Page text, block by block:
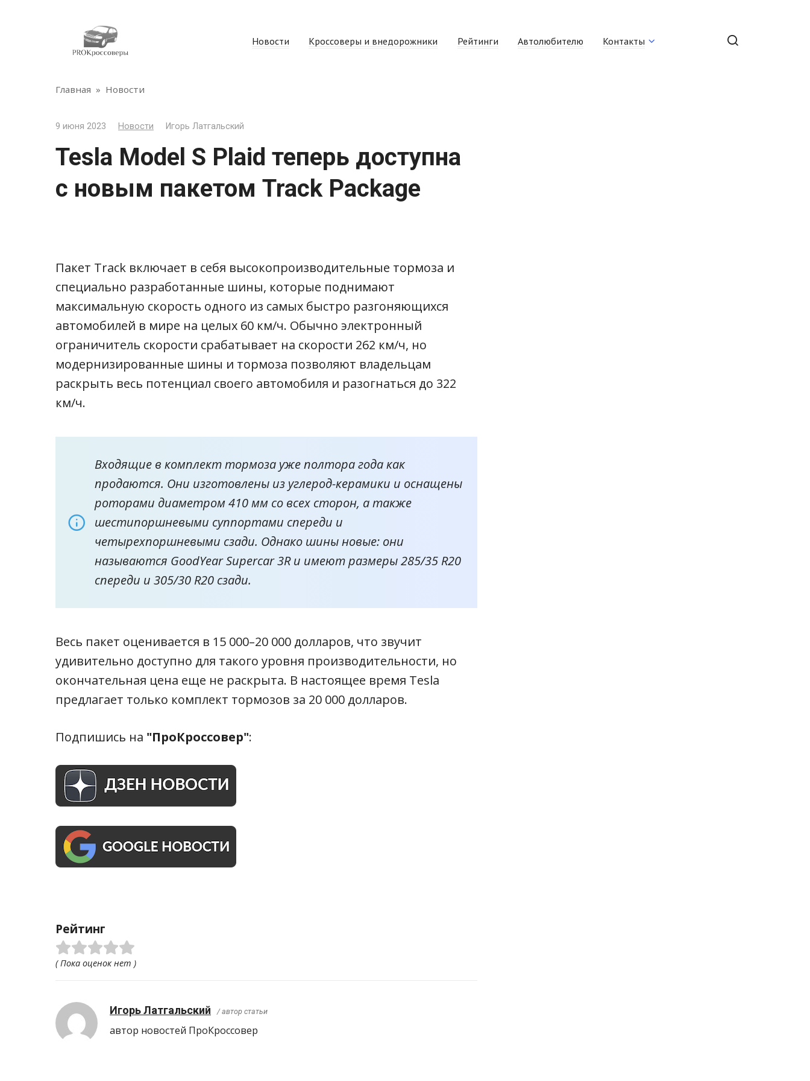
Новости Кроссоверы и внедорожники Рейтинги Автолюбителю Контакты
Главная » Новости
9 июня 2023 Новости Игорь Латгальский
Tesla Model S Plaid теперь доступна
с новым пакетом Track Package
Пакет Track включает в себя высокопроизводительные тормоза и
специально разработанные шины, которые поднимают
максимальную скорость одного из самых быстро разгоняющихся
автомобилей в мире на целых 60 км/ч. Обычно электронный
ограничитель скорости срабатывает на скорости 262 км/ч, но
модернизированные шины и тормоза позволяют владельцам
раскрыть весь потенциал своего автомобиля и разогнаться до 322
км/ч.
Входящие в комплект тормоза уже полтора года как
продаются. Они изготовлены из углерод-керамики и оснащены
роторами диаметром 410 мм со всех сторон, а также
шестипоршневыми суппортами спереди и
четырехпоршневыми сзади. Однако шины новые: они
называются GoodYear Supercar 3R и имеют размеры 285/35 R20
спереди и 305/30 R20 сзади.
Весь пакет оценивается в 15 000–20 000 долларов, что звучит
удивительно доступно для такого уровня производительности, но
окончательная цена еще не раскрыта. В настоящее время Tesla
предлагает только комплект тормозов за 20 000 долларов.
Подпишись на "ПроКроссовер":
Рейтинг
( Пока оценок нет )
Игорь Латгальский / автор статьи
автор новостей ПроКроcсовер